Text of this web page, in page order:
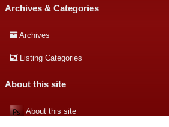
Archives & Categories
Archives
Listing Categories
About this site
About this site